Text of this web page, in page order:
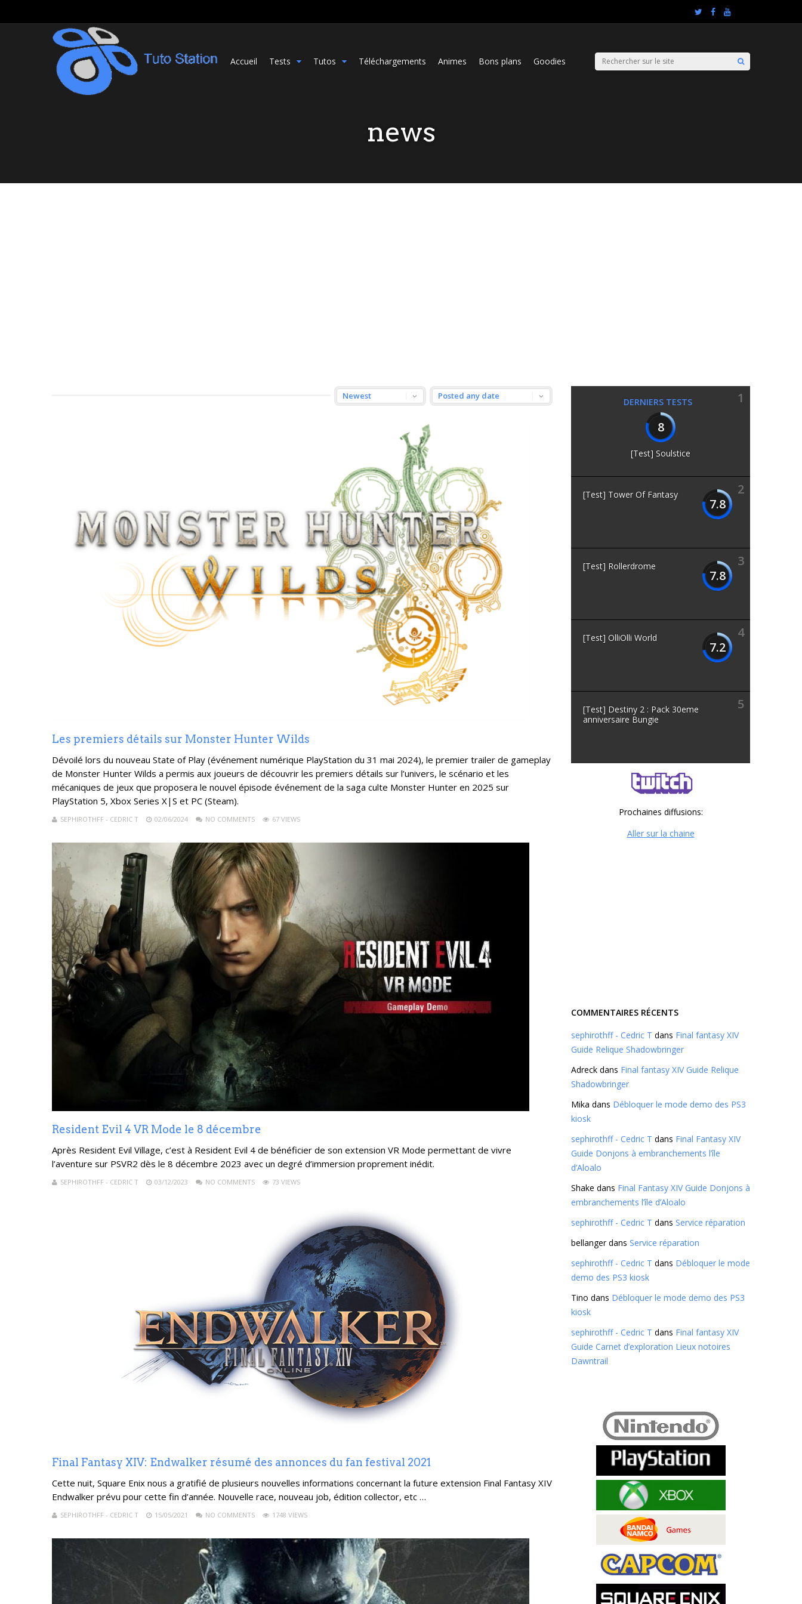
Accueil Tests Tutos Téléchargements Animes Bons plans Goodies
news
Les premiers détails sur Monster Hunter Wilds
Dévoilé lors du nouveau State of Play (événement numérique PlayStation du 31 mai 2024), le premier trailer de gameplay
de Monster Hunter Wilds a permis aux joueurs de découvrir les premiers détails sur l’univers, le scénario et les
mécaniques de jeux que proposera le nouvel épisode événement de la saga culte Monster Hunter en 2025 sur
PlayStation 5, Xbox Series X|S et PC (Steam).
SEPHIROTHFF - CEDRIC T 02/06/2024 NO COMMENTS 67 VIEWS
Resident Evil 4 VR Mode le 8 décembre
Après Resident Evil Village, c’est à Resident Evil 4 de bénéficier de son extension VR Mode permettant de vivre
l’aventure sur PSVR2 dès le 8 décembre 2023 avec un degré d’immersion proprement inédit.
SEPHIROTHFF - CEDRIC T 03/12/2023 NO COMMENTS 73 VIEWS
Final Fantasy XIV: Endwalker résumé des annonces du fan festival 2021
Cette nuit, Square Enix nous a gratifié de plusieurs nouvelles informations concernant la future extension Final Fantasy XIV
Endwalker prévu pour cette fin d’année. Nouvelle race, nouveau job, édition collector, etc …
SEPHIROTHFF - CEDRIC T 15/05/2021 NO COMMENTS 1748 VIEWS
DERNIERS TESTS
1
8
[Test] Soulstice
2
7.8
[Test] Tower Of Fantasy
3
7.8
[Test] Rollerdrome
4
7.2
[Test] OlliOlli World
5
[Test] Destiny 2 : Pack 30eme
anniversaire Bungie
Prochaines diffusions:
Aller sur la chaine
COMMENTAIRES RÉCENTS
sephirothff - Cedric T dans Final fantasy XIV
Guide Relique Shadowbringer
Adreck dans Final fantasy XIV Guide Relique
Shadowbringer
Mika dans Débloquer le mode demo des PS3
kiosk
sephirothff - Cedric T dans Final Fantasy XIV
Guide Donjons à embranchements l’île
d’Aloalo
Shake dans Final Fantasy XIV Guide Donjons à
embranchements l’île d’Aloalo
sephirothff - Cedric T dans Service réparation
bellangerdans Service réparation
sephirothff - Cedric T dans Débloquer le mode
demo des PS3 kiosk
Tino dans Débloquer le mode demo des PS3
kiosk
sephirothff - Cedric T dans Final fantasy XIV
Guide Carnet d’exploration Lieux notoires
Dawntrail